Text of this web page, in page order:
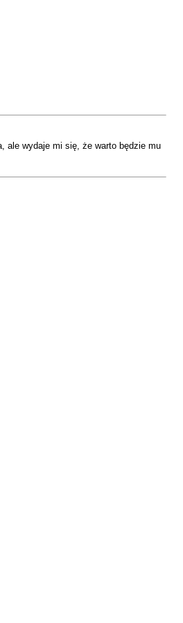
ale wydaje mi się, że warto będzie mu